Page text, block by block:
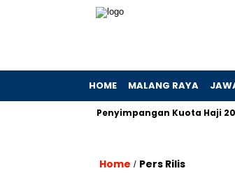
HOME MALANG RAYA
Penyimpangan Kuota Haji 2024:
Home / Pers Rilis